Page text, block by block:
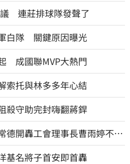
連莊排球隊發聲了
白隊 關鍵原因曝光
成國聯MVP大熱門
托與林多多年心結
守助完封嗨翻蔣銲
德開轟工會理事長曹雨婷不忍
名將子首安即首轟